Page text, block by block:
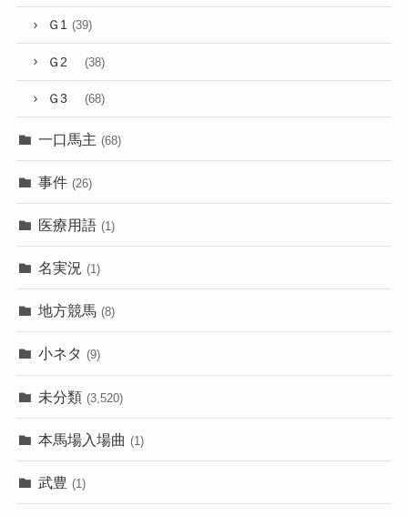
Ｇ1 (39)
Ｇ2 (38)
Ｇ3 (68)
一口馬主 (68)
事件 (26)
医療用語 (1)
名実況 (1)
地方競馬 (8)
小ネタ (9)
未分類 (3,520)
本馬場入場曲 (1)
武豊 (1)